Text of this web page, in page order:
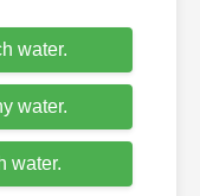
water.
water.
water.